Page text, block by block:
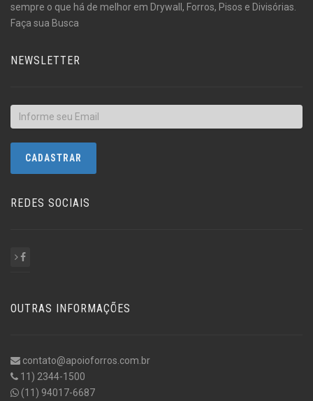
sempre o que há de melhor em Drywall, Forros, Pisos e Divisórias.
Faça sua Busca
NEWSLETTER
REDES SOCIAIS
OUTRAS INFORMAÇÕES
contato@apoioforros.com.br
11) 2344-1500
(11) 94017-6687